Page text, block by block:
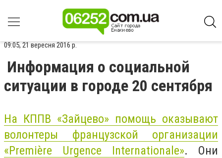
09:05, 21 вересня 2016 р.
Информация о социальной
ситуации в городе 20 сентября
На КППВ «Зайцево» помощь оказывают
волонтеры французской организации
«Première Urgence Internationale». Они